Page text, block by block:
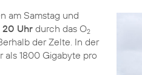
am Samstag und
20 Uhr durch das O2
der Zelte. In der
als 1800 Gigabyte pro